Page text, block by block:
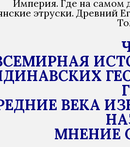
Империя. Где на самом
этруски. Древний
ВЕКА
МНЕНИЕ